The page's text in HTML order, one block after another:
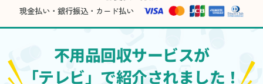
現金払い・銀行振込・カード払い
不用品回収サービスが
「テレビ」で紹介されました！